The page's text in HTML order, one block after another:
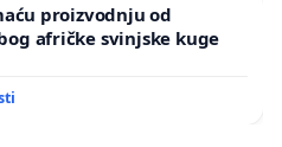
proizvodnju od
afričke svinjske kuge